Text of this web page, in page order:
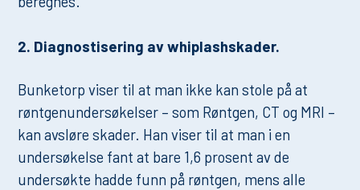
2. Diagnostisering av whiplashskader.
Bunketorp viser til at man ikke kan stole på at
røntgenundersøkelser – som Røntgen, CT og MRI –
kan avsløre skader. Han viser til at man i en
undersøkelse fant at bare 1,6 prosent av de
undersøkte hadde funn på røntgen, mens alle